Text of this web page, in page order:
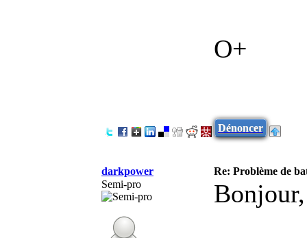
O+
Dénoncer
darkpower
Re: Problème de
Semi-pro
Bonjour,